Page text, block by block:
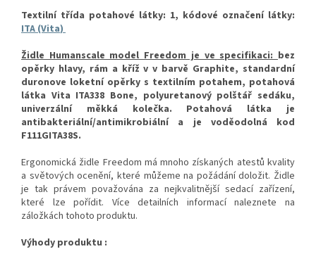
Textilní třída potahové látky: 1, kódové označení látky:
ITA (Vita)
Židle Humanscale model Freedom je ve specifikaci:bez
opěrky hlavy, rám a kříž v v barvě Graphite, standardní
duronove loketní opěrky s textilním potahem, potahová
látka Vita ITA338 Bone, polyuretanový polštář sedáku,
univerzální měkká kolečka. Potahová látka je
antibakteriální/antimikrobiální a je voděodolná kod
F111GITA38S.
Ergonomická židle Freedom má mnoho získaných atestů kvality
a světových ocenění, které můžeme na požádání doložit. Židle
je tak právem považována za nejkvalitnější sedací zařízení,
které lze pořídit. Více detailních informací naleznete na
záložkách tohoto produktu.
Výhody produktu :